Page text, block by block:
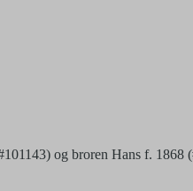
og broren Hans f.